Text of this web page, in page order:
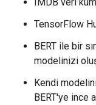
TensorFlow
BERT ile bir
modelinizi
Kendi
BERT'ye ince